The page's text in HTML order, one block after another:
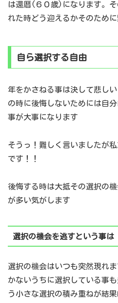
は還暦(６０歳)になります。
れた時どう迎えるかそのため
自ら選択する自由
年をかさねる事は決して悲し
の時に後悔しないためには自
事が大事になります
そうっ！難しく言いましたが
です！！
後悔する時は大抵その選択の
が多い気がします
選択の機会を逃すという事は
選択の機会はいつも突然現れ
かないうちに選択している事
う小さな選択の積み重ねが結